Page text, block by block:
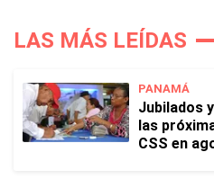
LAS MÁS LEÍDAS
PANAMÁ
Jubilados
las
CSS en